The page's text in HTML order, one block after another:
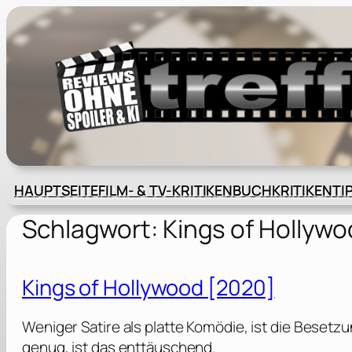
Zum
Inhalt
springen
HAUPTSEITEFILM- & TV-KRITIKENBUCHKRITIKEN
Schlagwort: Kings of
Kings of Hollywood [2020]
Weniger Satire als platte Komödie, ist die
genug, ist das enttäuschend.